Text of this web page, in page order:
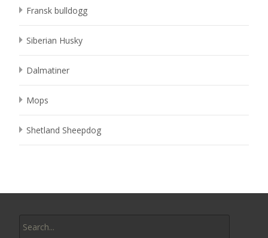
Fransk bulldogg
Siberian Husky
Dalmatiner
Mops
Shetland Sheepdog
for: